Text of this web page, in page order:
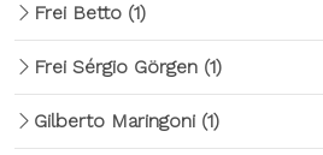
Frei Betto (1)
Frei Sérgio Görgen (1)
Gilberto Maringoni (1)